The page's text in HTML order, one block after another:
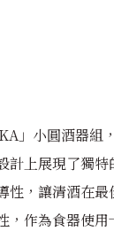
」小圓酒器組
計上展現了獨
性，讓清酒在
，作為食器使